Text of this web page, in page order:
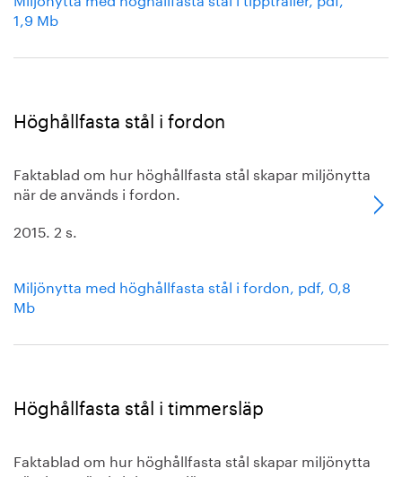
1,9 Mb
Höghållfasta stål i fordon
Faktablad om hur höghållfasta stål skapar miljönytta
när de används i fordon.
2015. 2 s.
Miljönytta med höghållfasta stål i fordon, pdf, 0,8
Mb
Höghållfasta stål i timmersläp
Faktablad om hur höghållfasta stål skapar miljönytta